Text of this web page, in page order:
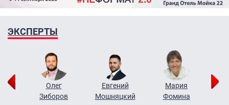
ЭКСПЕРТЫ
Олег
Зиборов
Евгений
Мошняцкий
Мария
Фомина